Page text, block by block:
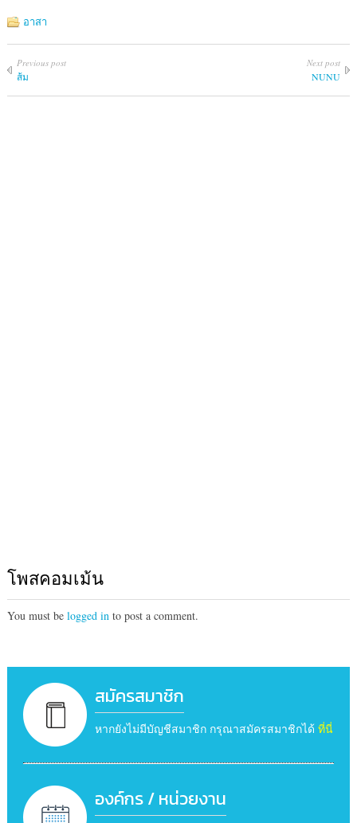
อาสา
Previous post
ส้ม
Next post
NUNU
โพสคอมเม้น
You must be logged into post a comment.
สมัครสมาชิก
หากยังไม่มีบัญชีสมาชิก กรุณาสมัครสมาชิกได้ ที่นี่
องค์กร / หน่วยงาน